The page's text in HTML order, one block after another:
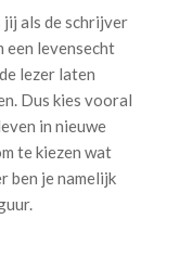
als de schrijver
een levensecht
lezer laten
Dus kies vooral
in nieuwe
te kiezen wat
ben je namelijk